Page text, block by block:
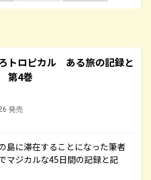
トロピカル ある旅の記録と
第4巻
発売
島に滞在することになった筆者
マジカルな45日間の記録と記